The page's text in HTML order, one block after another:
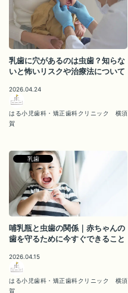
乳歯に穴があるのは虫歯？知らな
いと怖いリスクや治療法について
2026.04.24
はる小児歯科・矯正歯科クリニック 横須
賀
乳歯
哺乳瓶と虫歯の関係｜赤ちゃんの
歯を守るために今すぐできること
2026.04.15
はる小児歯科・矯正歯科クリニック 横須
賀